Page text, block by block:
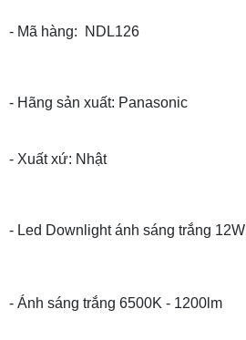
- Mã hàng: NDL126
- Hãng sản xuất: Panasonic
- Xuất xứ: Nhật
- Led Downlight ánh sáng trắng 12W
- Ánh sáng trắng 6500K - 1200lm